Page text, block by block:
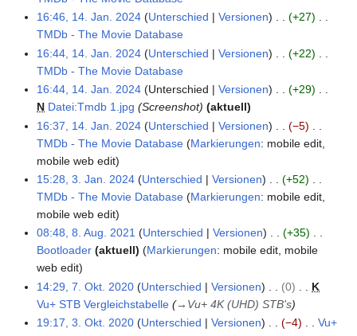
s
z
u
s
a
m
m
e
n
f
a
s
s
u
n
g
g
s
z
u
s
a
m
m
e
n
f
a
s
s
u
n
g
s
z
u
s
a
m
m
e
n
f
a
s
s
r
b
n
g
s
z
u
s
a
m
m
e
n
f
a
e
a
r
b
t
s
z
u
s
a
m
m
e
n
e
B
e
a
r
b
z
u
s
a
m
m
K
e
i
n
e
B
e
a
b
e
u
16:46, 14. Jan. 2024 Unterschied Versionen
+27
TMDb - The Movie Database
K
e
i
n
e
B
e
a
r
e
i
16:44, 14. Jan. 2024 Unterschied Versionen
+22
TMDb - The Movie Database
K
e
i
n
e
B
e
a
r
b
i
t
16:44, 14. Jan. 2024 Unterschied Versionen
+29
N Datei:Tmdb 1.jpg Screenshot
aktuell
16:37, 14. Jan. 2024
Unterschied Versionen
−5
TMDb - The Movie Database
K
e
i
n
e
B
e
a
r
b
Markierungen: mobile edit
mobile web edit
3
a
a
2
15:28, 3. Jan. 2024 Unterschied Versionen
+52
TMDb - The Movie Database
K
e
i
n
e
B
e
Markierungen: mobile edit
mobile web edit
8
u
u
08:48, 8. Aug. 2021 Unterschied Versionen
+35
Bootloader
K
e
i
n
aktuell Markierungen: mobile edit mobile
web edit
7
O
14:29, 7. Okt. 2020 Unterschied Versionen 0
K
Vu+ STB Vergleichstabelle → Vu+ 4K (UHD) STB's
3
19:17, 3. Okt. 2020 Unterschied Versionen −4
Vu+